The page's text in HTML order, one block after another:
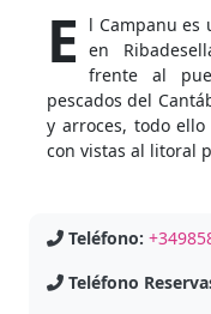
E
l Campanu es
en
frente al
pescados del
y arroces, todo
con vistas al litoral
Teléfono:
Teléfono